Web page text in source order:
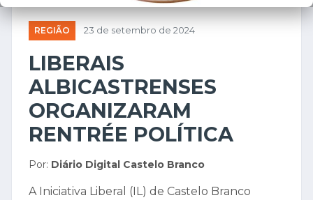
REGIÃO 23 de setembro de 2024
LIBERAIS
ALBICASTRENSES
ORGANIZARAM
RENTRÉE POLÍTICA
Por: Diário Digital Castelo Branco
A Iniciativa Liberal (IL) de Castelo Branco